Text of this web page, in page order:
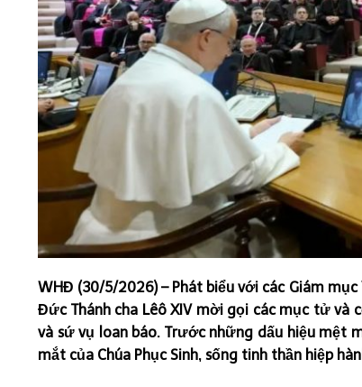
WHĐ (30/5/2026) – Phát biểu với các Giám
Đức Thánh cha Lêô XIV mời gọi các mục tử
và sứ vụ loan báo. Trước những dấu hiệu mệt
mắt của Chúa Phục Sinh, sống tinh thần hiệp